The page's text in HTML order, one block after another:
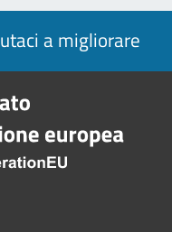
a migliorare